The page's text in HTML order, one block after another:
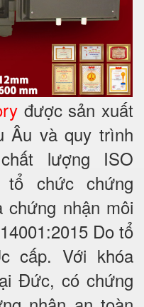
được sản xuất
Âu và quy trình
lượng ISO
tổ chức chứng
chứng nhận môi
Do tổ
cấp. Với khóa
Đức, có chứng